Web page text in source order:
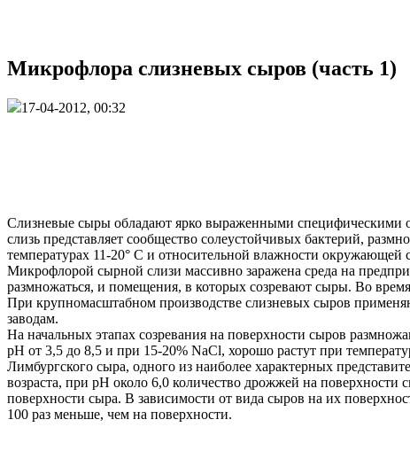
Микрофлора слизневых сыров (часть 1)
17-04-2012, 00:32
Слизневые сыры обладают ярко выраженными специфическими
слизь представляет сообщество солеустойчивых бактерий,
температурах 11-20° С и относительной влажности
Микрофлорой сырной слизи массивно заражена среда на
размножаться, и помещения, в которых созревают сыры. Во
При крупномасштабном производстве слизневых сыров
заводам.
На начальных этапах созревания на поверхности сыров
pH от 3,5 до 8,5 и при 15-20% NaCl, хорошо растут при
Лимбургского сыра, одного из наиболее характерных
возраста, при pH около 6,0 количество дрожжей на
поверхности сыра. В зависимости от вида сыров на их
100 раз меньше, чем на поверхности.